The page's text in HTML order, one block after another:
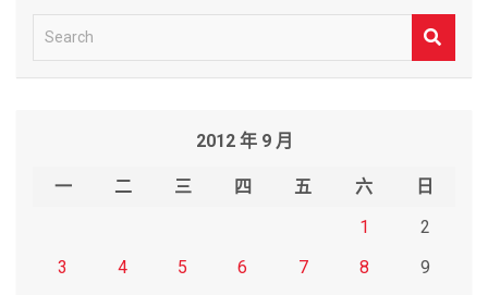
e
2012 年 9 月
一 二 三 四 五 六
日
1
2
3
4 5 6 7 8
9